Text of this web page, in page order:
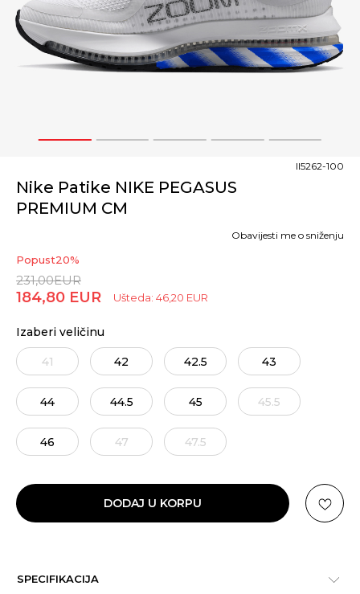
1 2 3 4 5
Nike Patike NIKE PEGASUS
PREMIUM CM
II5262-100
Popust20%
231,00EUR
184,80 EUR Ušteda: 46,20 EUR
Obavijesti me o sniženju
Izaberi veličinu
41 42 42.5 43
44 44.5 45 45.5
46 47 47.5
DODAJ U KORPU
SPECIFIKACIJA